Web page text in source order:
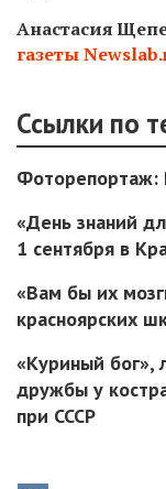
Анастасия
газеты
Ссылки по
Фоторепортаж:
«День знаний
1 сентября в
«Вам бы их
красноярских
«Куриный бог»,
дружбы у
при СССР